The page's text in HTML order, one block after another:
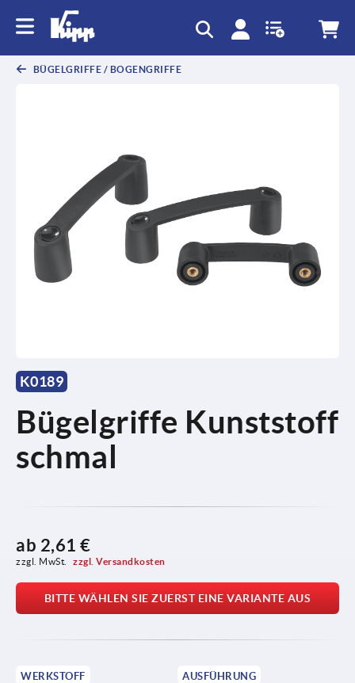
BÜGELGRIFFE / BOGENGRIFFE
K0189
Bügelgriffe Kunststoff
schmal
ab 2,61 €
zzgl. MwSt. zzgl. Versandkosten
BITTE WÄHLEN SIE ZUERST EINE VARIANTE AUS
WERKSTOFF AUSFÜHRUNG